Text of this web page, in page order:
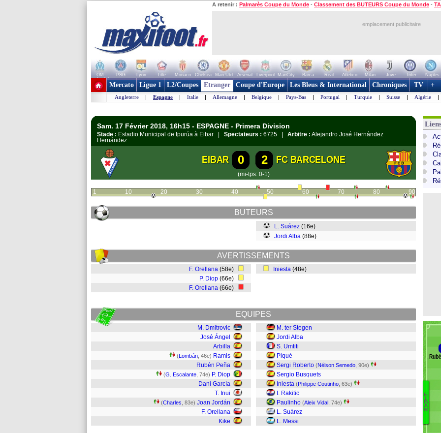
A retenir : Palmarès Coupe du Monde - Classement des BUTEURS Coupe du Monde -
emplacement publicitaire
OM PSG Lyon Lille Monaco Chelsea Man Utd Arsenal Liverpool ManCity Barca Real Atletico Milan Juve Inter Naples
+ de clubs
Mercato Ligue 1 L2/Coupes Etranger Coupe d'Europe Les Bleus & International Chroniques TV +
Angleterre | Espagne | Italie | Allemagne | Belgique | Pays-Bas | Portugal | Turquie | Suisse | Algérie |
Sam. 17 Février 2018, 16h15 - ESPAGNE - Primera Division
Stade : Estadio Municipal de Ipurúa à Eibar | Spectateurs : 6725 | Arbitre : Alejandro José Hernández
Hernández
EIBAR 0 2 FC BARCELONE
(mi-tps: 0-1)
1 10 20 30 40 50 60 70 80 90
BUTEURS
L. Suárez (16e)
Jordi Alba (88e)
AVERTISSEMENTS
F. Orellana (58e)
P. Diop (66e)
F. Orellana (66e)
Iniesta (48e)
EQUIPES
M. Dmitrovic
José Ángel
Arbilla
(Lombán , 46e) Ramis
Rubén Peña
(G. Escalante , 74e) P. Diop
Dani García
T. Inui
(Charles , 83e) Joan Jordán
F. Orellana
Kike
M. ter Stegen
Jordi Alba
S. Umtiti
Piqué
Sergi Roberto (Nélson Semedo , 90e)
Sergio Busquets
Iniesta (Philippe Coutinho , 63e)
I. Rakitic
Paulinho (Aleix Vidal , 74e)
L. Suárez
L. Messi
E
I
B
A
R